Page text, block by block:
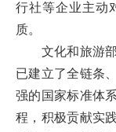
行社等企业主动
质。
文化和旅游部
已建立了全链条
强的国家标准体
程，积极贡献实